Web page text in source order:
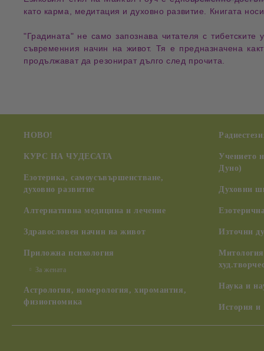
като карма, медитация и духовно развитие . Книгата
"Градината" не само запознава читателя стибетските
съвременния начин на живот. Тя е предназначена
продължават да резонират дълго след прочита.
НОВО!
КУРС НА ЧУДЕСАТА
Езотерика, самоусъвършенстване,
духовно развитие
Алтернативна медицина и лечение
Здравословен начин на живот
Приложна психология
За жената
Астрология, номерология, хиромантия,
физиогномика
Учението
Дуно)
Духовни
Източни
Наука и
История и